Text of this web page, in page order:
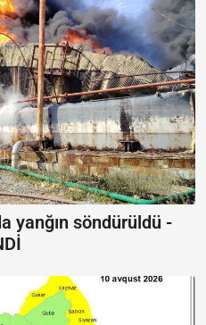
yanğın söndürüldü -